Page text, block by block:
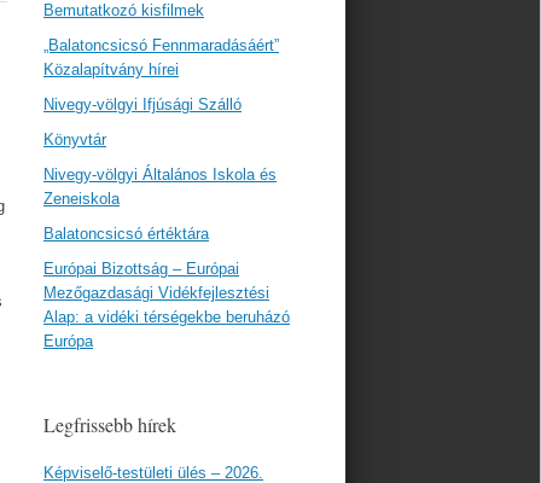
Bemutatkozó kisfilmek
„Balatoncsicsó Fennmaradásáért”
Közalapítvány hírei
Nivegy-völgyi Ifjúsági Szálló
Könyvtár
Nivegy-völgyi Általános Iskola és
Zeneiskola
Balatoncsicsó értéktára
Európai Bizottság – Európai
Mezőgazdasági Vidékfejlesztési
Alap: a vidéki térségekbe beruházó
Európa
Legfrissebb hírek
Képviselő-testületi ülés – 2026.